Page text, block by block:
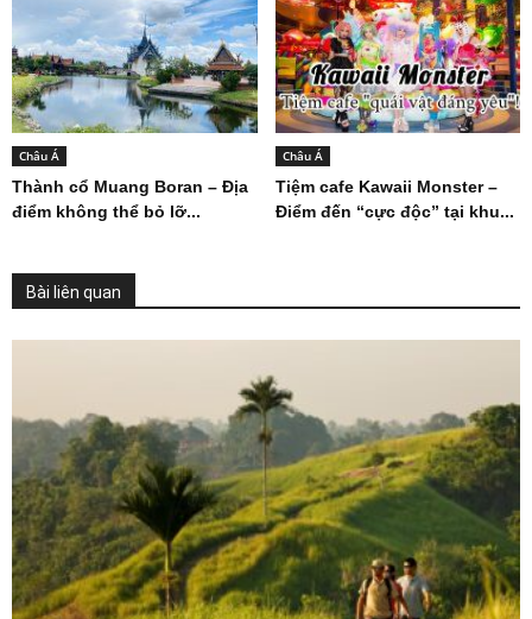
Châu Á
Thành cổ Muang Boran – Địa
điểm không thể bỏ lỡ...
Châu Á
Tiệm cafe Kawaii Monster –
Điểm đến “cực độc” tại khu...
Bài liên quan